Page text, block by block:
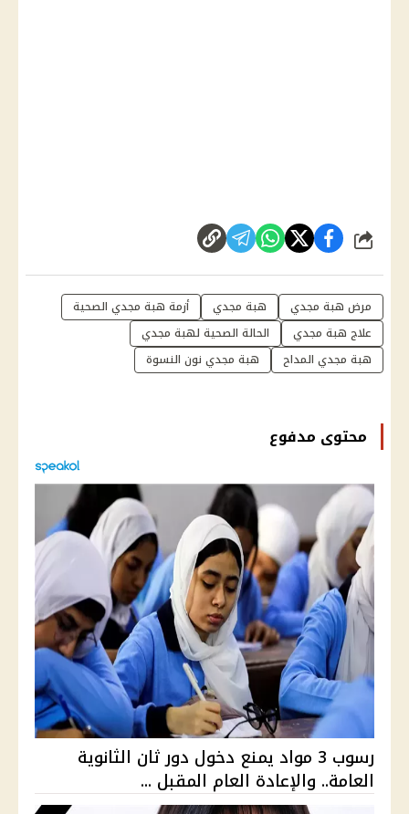
شارك
مرض هبة مجدي هبة مجدي
أزمة هبة مجدي الصحية
علاج هبة مجدي
الحالة الصحية لهبة مجدي
هبة مجدي المداح
هبة مجدي نون النسوة
محتوى مدفوع
رسوب 3 مواد يمنع دخول دور ثان الثانوية
العامة.. والإعادة العام المقبل ...